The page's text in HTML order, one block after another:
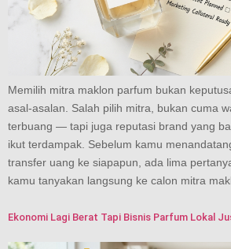
Memilih mitra maklon parfum bukan
asal-asalan. Salah pilih mitra, bukan cuma
terbuang — tapi juga reputasi brand yang
ikut terdampak. Sebelum kamu
transfer uang ke siapapun, ada lima
kamu tanyakan langsung ke calon mitra
Ekonomi Lagi Berat Tapi Bisnis Parfum Lokal